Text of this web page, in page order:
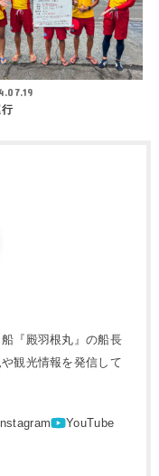
『殿羽根丸』の船長
観光情報を発信して